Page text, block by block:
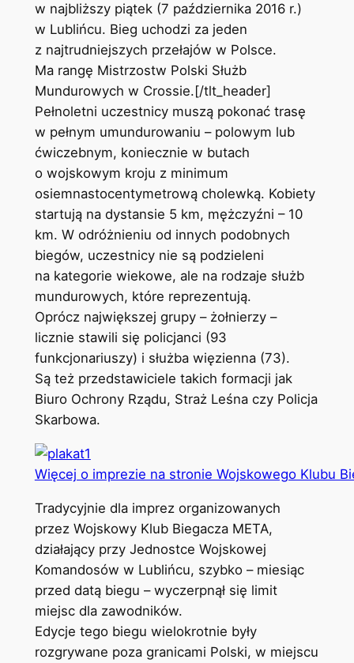
w najbliższy piątek (7 października 2016 r.)
w Lublińcu. Bieg uchodzi za jeden
z najtrudniejszych przełajów w Polsce.
Ma rangę Mistrzostw Polski Służb
Mundurowych w Crossie.[/tlt_header]
Pełnoletni uczestnicy muszą pokonać trasę
w pełnym umundurowaniu – polowym lub
ćwiczebnym, koniecznie w butach
o wojskowym kroju z minimum
osiemnastocentymetrową cholewką. Kobiety
startują na dystansie 5 km, mężczyźni – 10
km. W odróżnieniu od innych podobnych
biegów, uczestnicy nie są podzieleni
na kategorie wiekowe, ale na rodzaje służb
mundurowych, które reprezentują.
Oprócz największej grupy – żołnierzy –
licznie stawili się policjanci (93
funkcjonariuszy) i służba więzienna (73).
Są też przedstawiciele takich formacji jak
Biuro Ochrony Rządu, Straż Leśna czy Policja
Skarbowa.
Więcej o imprezie na stronie Wojskowego Klubu
Tradycyjnie dla imprez organizowanych
przez Wojskowy Klub Biegacza META,
działający przy Jednostce Wojskowej
Komandosów w Lublińcu, szybko – miesiąc
przed datą biegu – wyczerpnął się limit
miejsc dla zawodników.
Edycje tego biegu wielokrotnie były
rozgrywane poza granicami Polski, w miejscu